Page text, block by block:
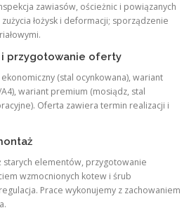
zawiasów, ościeżnic i powiązanych
łożysk i deformacji; sporządzenie
i przygotowanie oferty
(stal ocynkowana), wariant
wariant premium (mosiądz, stal
Oferta zawiera termin realizacji i
starych elementów, przygotowanie
wzmocnionych kotew i śrub
Prace wykonujemy z zachowaniem